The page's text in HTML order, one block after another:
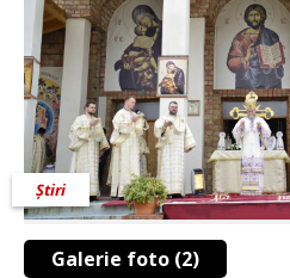
Galerie foto (2)
Știri